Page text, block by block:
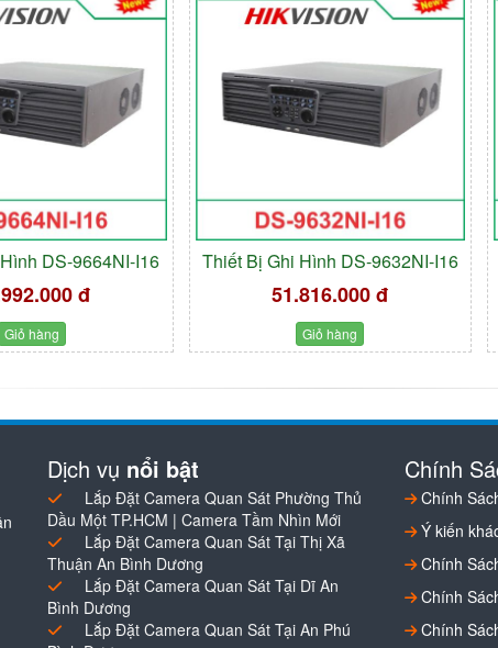
DS-9664NI-I16
đ
Giỏ hàng
Thiết Bị Ghi Hình DS-9632NI-I16
51.816.000 đ
Giỏ hàng
Dịch vụ nổi bật
Lắp Đặt Camera Quan Sát Phường Thủ
Dầu Một TP.HCM | Camera Tầm Nhìn Mới
Lắp Đặt Camera Quan Sát Tại Thị Xã
Thuận An Bình Dương
Lắp Đặt Camera Quan Sát Tại Dĩ An
Bình Dương
Lắp Đặt Camera Quan Sát Tại An Phú
Chính
Chính
Ý kiến
Chính
Chính
Chính